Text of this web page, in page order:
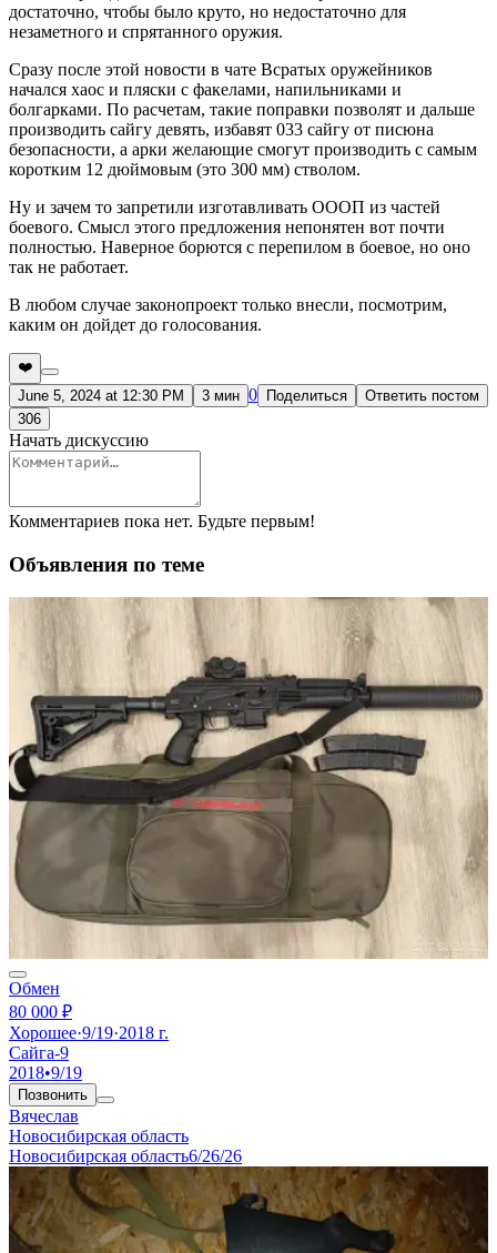
достаточно, чтобы было круто, но недостаточно для
незаметного и спрятанного оружия.
Сразу после этой новости в чате Всратых оружейников
начался хаос и пляски с факелами, напильниками и
болгарками. По расчетам, такие поправки позволят и дальше
производить сайгу девять, избавят 033 сайгу от писюна
безопасности, а арки желающие смогут производить с самым
коротким 12 дюймовым (это 300 мм) стволом.
Ну и зачем то запретили изготавливать ОООП из частей
боевого. Смысл этого предложения непонятен вот почти
полностью. Наверное борются с перепилом в боевое, но оно
так не работает.
В любом случае законопроект только внесли, посмотрим,
каким он дойдет до голосования.
❤️
June 5, 2024 at 12:30 PM
3 мин 0 Поделиться
Ответить постом
306
Начать дискуссию
Комментариев пока нет. Будьте первым!
Объявления по теме
Обмен
80 000 ₽
Хорошее·9/19·2018 г.
Сайга-9
2018•9/19
Позвонить
Вячеслав
Новосибирская область
Новосибирская область6/26/26